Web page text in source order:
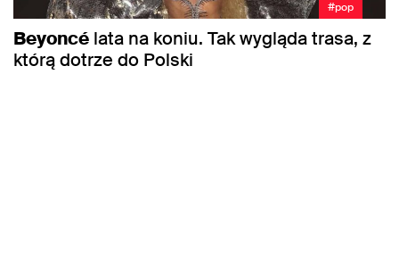
#pop
Beyoncé lata na koniu. Tak wygląda trasa, z
którą dotrze do Polski